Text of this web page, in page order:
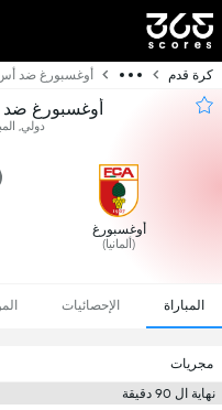
كرة قدم أوغسبورغ ضد أس
أوغسبورغ ضد
دولي,
أوغسبورغ
(ألمانيا)
المباراة الإحصائيات
مجريات
نهاية ال 90 دقيقة